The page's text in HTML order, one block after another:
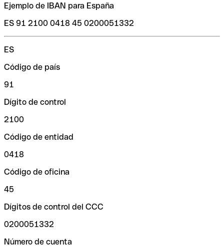
Ejemplo de IBAN para España
ES 91 2100 0418 45 0200051332
ES
Código de país
91
Dígito de control
2100
Código de entidad
0418
Código de oficina
45
Dígitos de control del CCC
0200051332
Número de cuenta